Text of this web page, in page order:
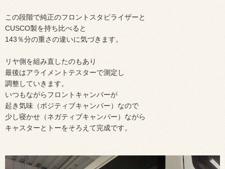
この段階で純正のフロントスタビライザーと
CUSCO製を持ち比べると
143％分の重さの違いに気づきます。
リヤ側を組み直したのもあり
最後はアライメントテスターで測定し
調整していきます。
いつもながらフロントキャンバーが
起き気味（ポジティブキャンバー）なので
少し寝かせ（ネガティブキャンバー）ながら
キャスターとトーをそろえて完成です。